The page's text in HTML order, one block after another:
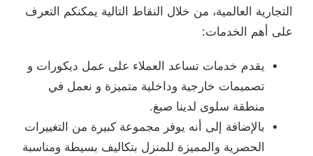
التجارية العالمية، من خلال النقاط التالية يمكنكم التعرف
على أهم الخدمات:
يقدم خدمات تساعد العملاء على عمل ديكورات و
تصميمات خارجية وداخلية متميزة و نعمل في
منطقة سلوى لدينا صبغ.
بالإضافة إلى أنه يوفر مجموعة كبيرة من التغييرات
الحصرية والمميزة للمنزل بتكاليف بسيطة ومناسبة